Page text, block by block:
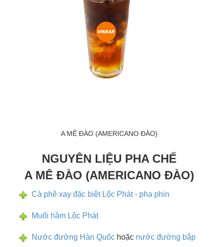
A MÊ ĐÀO (AMERICANO ĐÀO)
NGUYÊN LIỆU PHA CHẾ
A MÊ ĐÀO (AMERICANO ĐÀO)
Cà phê xay đặc biệt Lộc Phát - pha phin
Muối hầm Lộc Phát
Nước đường Hàn Quốc hoặc nước đường bắp